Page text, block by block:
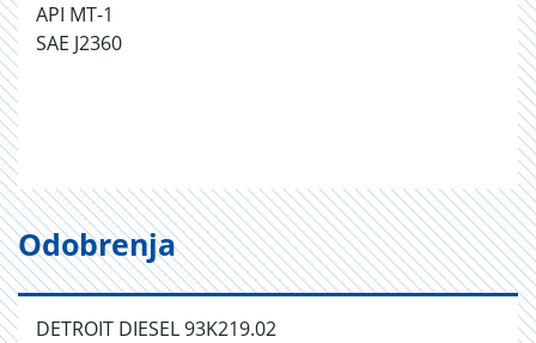
API MT-1
SAE J2360
Odobrenja
DETROIT DIESEL 93K219.02